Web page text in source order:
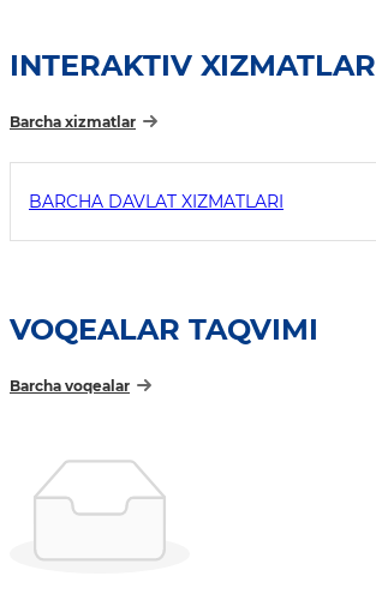
INTERAKTIV XIZMATLAR
Barcha xizmatlar
BARCHA DAVLAT XIZMATLARI
VOQEALAR TAQVIMI
Barcha voqealar